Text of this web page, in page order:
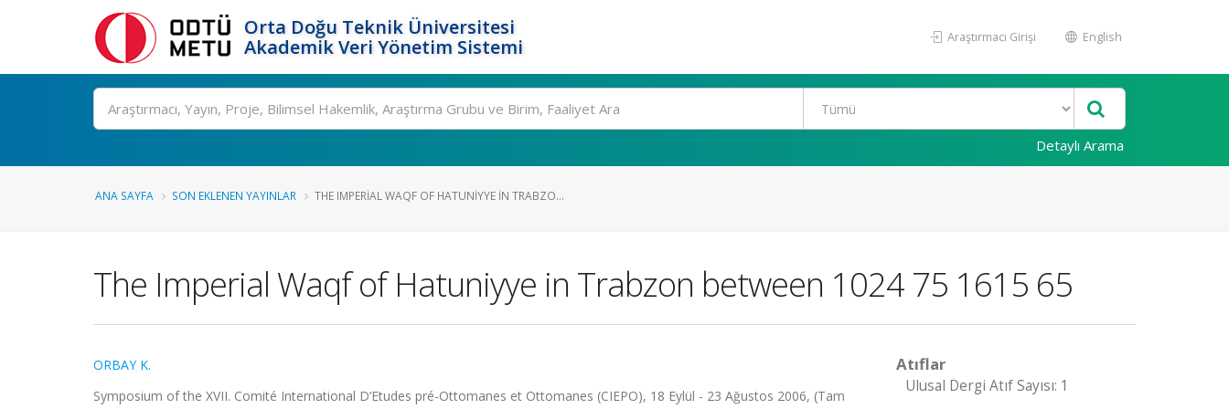
Orta Doğu Teknik Üniversitesi
Akademik Veri Yönetim Sistemi
Araştırmacı Girişi English
Ara
Detaylı Arama
ANA SAYFA SON EKLENEN YAYINLAR THE IMPERIAL WAQF OF HATUNIYYE IN TRABZO...
The Imperial Waqf of Hatuniyye in Trabzon between 1024 75 1615 65
ORBAY K.
Symposium of the XVII. Comité International D’Etudes pré-Ottomanes et Ottomanes (CIEPO), 18 Eylül - 23 Ağustos 2006, (Tam
Atıflar
Ulusal Dergi Atıf Sayısı: 1